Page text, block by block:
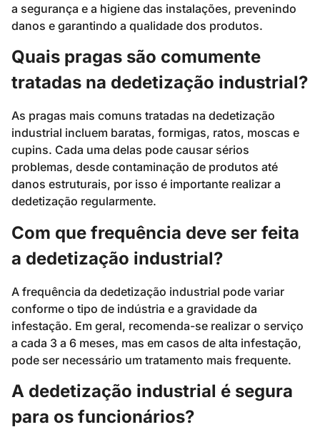
a segurança e a higiene das instalações, prevenindo
danos e garantindo a qualidade dos produtos.
Quais pragas são comumente
tratadas na dedetização industrial?
As pragas mais comuns tratadas na dedetização
industrial incluem baratas, formigas, ratos, moscas e
cupins. Cada uma delas pode causar sérios
problemas, desde contaminação de produtos até
danos estruturais, por isso é importante realizar a
dedetização regularmente.
Com que frequência deve ser feita
a dedetização industrial?
A frequência da dedetização industrial pode variar
conforme o tipo de indústria e a gravidade da
infestação. Em geral, recomenda-se realizar o serviço
a cada 3 a 6 meses, mas em casos de alta infestação,
pode ser necessário um tratamento mais frequente.
A dedetização industrial é segura
para os funcionários?